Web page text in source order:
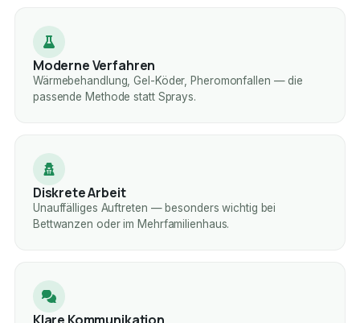
Moderne Verfahren
Wärmebehandlung, Gel-Köder, Pheromonfallen — die
passende Methode statt Sprays.
Diskrete Arbeit
Unauffälliges Auftreten — besonders wichtig bei
Bettwanzen oder im Mehrfamilienhaus.